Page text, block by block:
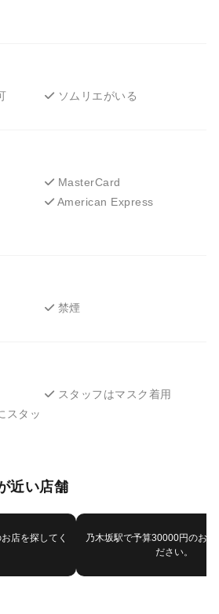
ソムリエがいる
MasterCard
American Express
禁煙
スタッフはマスク着用
スタッ
近い店舗
店を探してく
乃木坂駅で予算30000円のお店
ださい。